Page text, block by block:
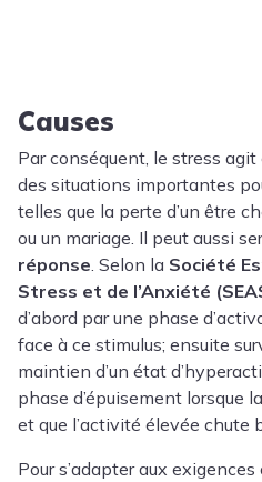
Causes
Par conséquent, le stress
des situations importantes
telles que la perte d’un être
ou un mariage. Il peut aussi
réponse . Selon la Société
Stress et de l’Anxiété
d’abord par une phase
face à ce stimulus; ensuite
maintien d’un état
phase d’épuisement lorsque
et que l’activité élevée chute
Pour s’adapter aux